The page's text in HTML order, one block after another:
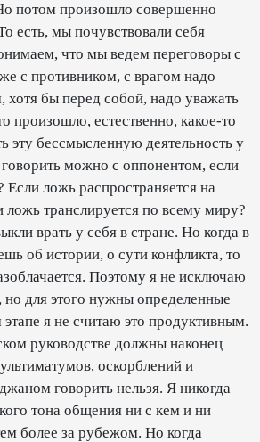
потом произошло совершенно
есть, мы почувствовали себя
что мы ведем переговоры с
с противником, с врагом надо
хотя бы перед собой, надо уважать
произошло, естественно, какое-то
эту бессмысленную деятельность у
можно с оппонентом, если
ложь распространяется на
транслируется по всему миру?
врать у себя в стране. Но когда в
об истории, о сути конфликта, то
Поэтому я не исключаю
но для этого нужны определенные
я не считаю это продуктивным.
руководстве должны наконец
оскорблений и
говорить нельзя. Я никогда
тона общения ни с кем и ни
более за рубежом. Но когда